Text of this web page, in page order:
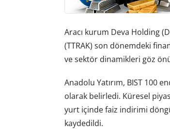
Aracı kurum Deva Holding
(TTRAK) son dönemdeki
ve sektör dinamikleri göz
Anadolu Yatırım, BIST 100
olarak belirledi. Küresel
yurt içinde faiz indirimi
kaydedildi.